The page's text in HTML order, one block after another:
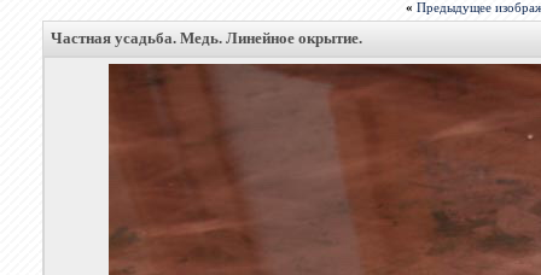
« Предыдущее
Частная усадьба. Медь. Линейное окрытие.